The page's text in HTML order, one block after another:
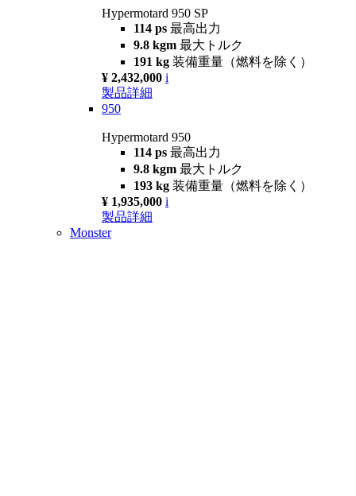
Hypermotard 950 SP
114 ps 最高出力
9.8 kgm 最大トルク
191 kg 装備重量（燃料を除く）
¥ 2,432,000 i
製品詳細
950
Hypermotard 950
114 ps 最高出力
9.8 kgm 最大トルク
193 kg 装備重量（燃料を除く）
¥ 1,935,000 i
製品詳細
Monster